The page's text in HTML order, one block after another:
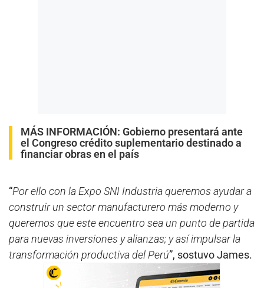
MÁS INFORMACIÓN: Gobierno presentará ante
el Congreso crédito suplementario destinado a
financiar obras en el país
“Por ello con la Expo SNI Industria queremos ayudar a
construir un sector manufacturero más moderno y
queremos que este encuentro sea un punto de partida
para nuevas inversiones y alianzas; y así impulsar la
transformación productiva del Perú”, sostuvo James.